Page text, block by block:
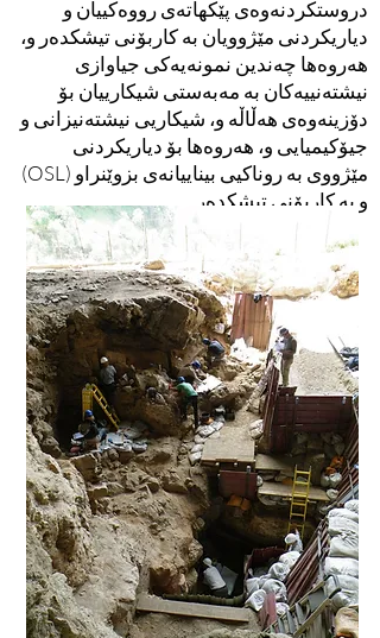
دروستکردنەوەی پێکهاتەی رووەکییان و
دیاریکردنی مێژوویان بە کاربۆنی تیشکدەر و،
هەروەها چەندین نمونەیەکی جیاوازی
نیشتەنییەکان بە مەبەستی شیکارییان بۆ
دۆزینەوەی هەڵاڵە و، شیکاریی نیشتەنیزانی و
جیۆکیمیایی و، هەروەها بۆ دیاریکردنی
مێژووی بە روناکیی بیناییانەی بزوێنراو (OSL)
و بە کاربۆنی تیشکدەر.